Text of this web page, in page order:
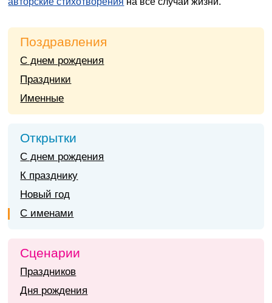
Поздравления
С днем рождения
Праздники
Именные
Открытки
С днем рождения
К празднику
Новый год
С именами
Сценарии
Праздников
Дня рождения